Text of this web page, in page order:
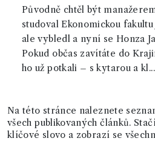
Původně chtěl být
studoval Ekonomickou
ale vybledl a nyní se Honza
Pokud občas zavítáte do
ho už potkali – s kytarou a kl...
Na této stránce naleznete
všech publikovaných článků.
klíčové slovo a zobrazí se